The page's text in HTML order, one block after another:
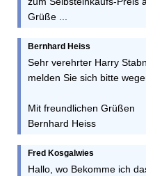
Grüße ...
Bernhard Heiss
Sehr verehrter Harry
melden Sie sich bitte
Mit freundlichen Grüßen
Bernhard Heiss
Fred Kosgalwies
Hallo, wo Bekomme ich